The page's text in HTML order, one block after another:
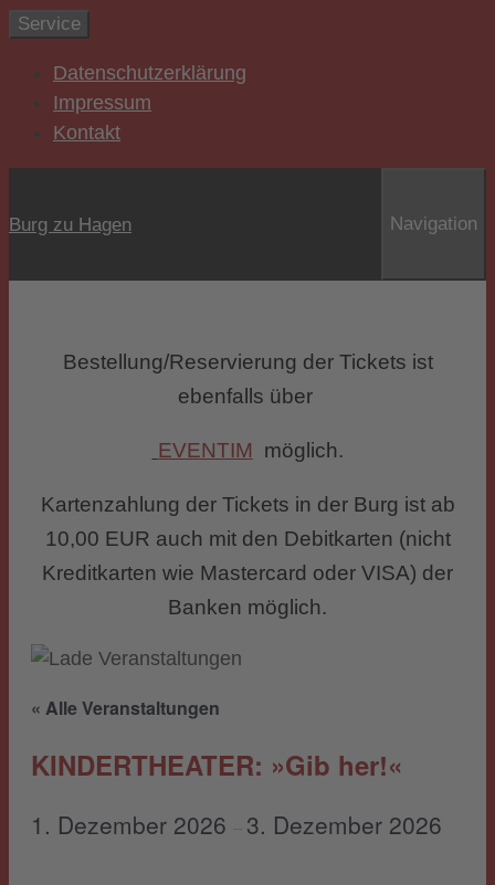
Zum
springen
Service
Datenschutzerklärung
Impressum
Kontakt
Burg zu Hagen Navigation
Bestellung/Reservierung der Tickets ist
ebenfalls über
EVENTIM möglich.
Kartenzahlung der Tickets in der Burg ist ab
10,00 EUR auch mit den Debitkarten (nicht
Kreditkarten wie Mastercard oder VISA) der
Banken möglich.
« Alle Veranstaltungen
KINDERTHEATER: »Gib her!«
1. Dezember 2026 3. Dezember 2026